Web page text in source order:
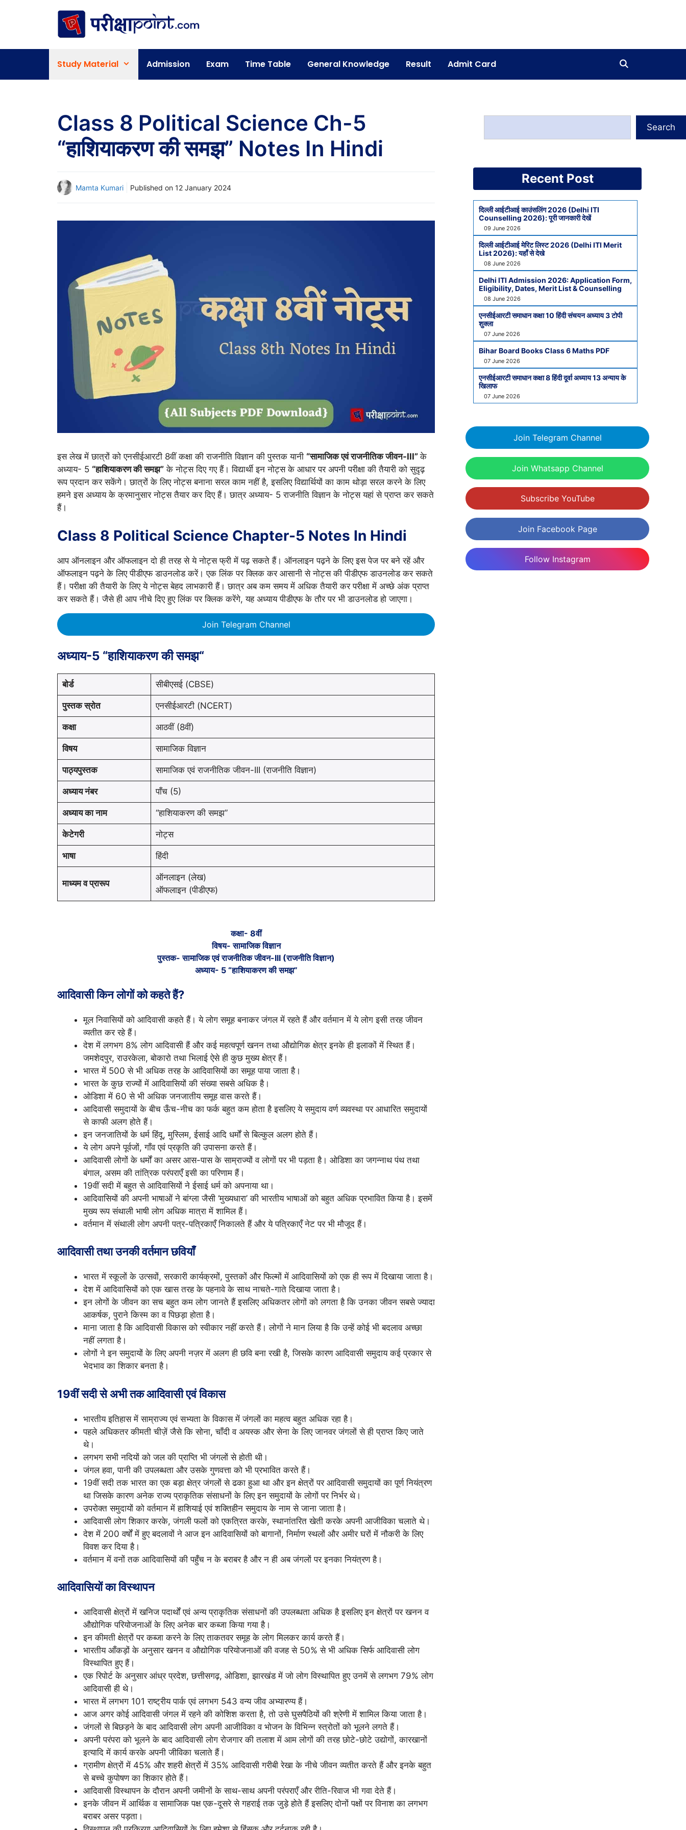
Study Material Admission Exam Time Table General Knowledge Result Admit Card
Class 8 Political Science Ch-5
“हाशियाकरण की समझ” Notes In Hindi
Mamta Kumari Published on 12 January 2024
इस लेख में छात्रों को एनसीईआरटी 8वीं कक्षा की राजनीति विज्ञान की पुस्तक यानी “सामाजिक एवं राजनीतिक जीवन-III”के
अध्याय- 5 “हाशियाकरण की समझ” के नोट्स दिए गए हैं। विद्यार्थी इन नोट्स के आधार पर अपनी परीक्षा की तैयारी को सुदृढ़
रूप प्रदान कर सकेंगे। छात्रों के लिए नोट्स बनाना सरल काम नहीं है, इसलिए विद्यार्थियों का काम थोड़ा सरल करने के लिए
हमने इस अध्याय के क्रमानुसार नोट्स तैयार कर दिए हैं। छात्र अध्याय- 5 राजनीति विज्ञान के नोट्स यहां से प्राप्त कर सकते
हैं।
Class 8 Political Science Chapter-5 Notes In Hindi
आप ऑनलाइन और ऑफलाइन दो ही तरह से ये नोट्स फ्री में पढ़ सकते हैं। ऑनलाइन पढ़ने के लिए इस पेज पर बने रहें और
ऑफलाइन पढ़ने के लिए पीडीएफ डाउनलोड करें। एक लिंक पर क्लिक कर आसानी से नोट्स की पीडीएफ डाउनलोड कर सकते
हैं। परीक्षा की तैयारी के लिए ये नोट्स बेहद लाभकारी हैं। छात्र अब कम समय में अधिक तैयारी कर परीक्षा में अच्छे अंक प्राप्त
कर सकते हैं। जैसे ही आप नीचे दिए हुए लिंक पर क्लिक करेंगे, यह अध्याय पीडीएफ के तौर पर भी डाउनलोड हो जाएगा।
Join Telegram Channel
अध्याय-5 “हाशियाकरण की समझ“
बोर्ड सीबीएसई (CBSE)
पुस्तक स्रोत एनसीईआरटी (NCERT)
कक्षा आठवीं (8वीं)
विषय सामाजिक विज्ञान
पाठ्यपुस्तक सामाजिक एवं राजनीतिक जीवन-III (राजनीति विज्ञान)
अध्याय नंबर पाँच (5)
अध्याय का नाम “हाशियाकरण की समझ”
केटेगरी नोट्स
भाषा हिंदी
माध्यम व प्रारूप
ऑनलाइन (लेख)
ऑफलाइन (पीडीएफ)
कक्षा- 8वीं
विषय- सामाजिक विज्ञान
पुस्तक- सामाजिक एवं राजनीतिक जीवन-III (राजनीति विज्ञान)
अध्याय- 5 “हाशियाकरण की समझ”
आदिवासी किन लोगों को कहते हैं?
मूल निवासियों को आदिवासी कहते हैं। ये लोग समूह बनाकर जंगल में रहते हैं और वर्तमान में ये लोग इसी तरह जीवन
व्यतीत कर रहे हैं।
देश में लगभग 8% लोग आदिवासी हैं और कई महत्वपूर्ण खनन तथा औद्योगिक क्षेत्र इनके ही इलाकों में स्थित हैं।
जमशेदपुर, राउरकेला, बोकारो तथा भिलाई ऐसे ही कुछ मुख्य क्षेत्र हैं।
भारत में 500 से भी अधिक तरह के आदिवासियों का समूह पाया जाता है।
भारत के कुछ राज्यों में आदिवासियों की संख्या सबसे अधिक है।
ओडिशा में 60 से भी अधिक जनजातीय समूह वास करते हैं।
आदिवासी समुदायों के बीच ऊँच-नीच का फर्क बहुत कम होता है इसलिए ये समुदाय वर्ण व्यवस्था पर आधारित समुदायों
से काफी अलग होते हैं।
इन जनजातियों के धर्म हिंदू, मुस्लिम, ईसाई आदि धर्मों से बिल्कुल अलग होते हैं।
ये लोग अपने पूर्वजों, गाँव एवं प्रकृति की उपासना करते हैं।
आदिवासी लोगों के धर्मों का असर आस-पास के साम्राज्यों व लोगों पर भी पड़ता है। ओडिशा का जगन्नाथ पंथ तथा
बंगाल, असम की तांत्रिक परंपराएँ इसी का परिणाम हैं।
19वीं सदी में बहुत से आदिवासियों ने ईसाई धर्म को अपनाया था।
आदिवासियों की अपनी भाषाओं ने बांग्ला जैसी ‘मुख्यधारा’ की भारतीय भाषाओं को बहुत अधिक प्रभावित किया है। इसमें
मुख्य रूप संथाली भाषी लोग अधिक मात्रा में शामिल हैं।
वर्तमान में संथाली लोग अपनी पत्र-पत्रिकाएँ निकालते हैं और ये पत्रिकाएँ नेट पर भी मौजूद हैं।
आदिवासी तथा उनकी वर्तमान छवियाँ
भारत में स्कूलों के उत्सवों, सरकारी कार्यक्रमों, पुस्तकों और फिल्मों में आदिवासियों को एक ही रूप में दिखाया जाता है।
देश में आदिवासियों को एक खास तरह के पहनावे के साथ नाचते-गाते दिखाया जाता है।
इन लोगों के जीवन का सच बहुत कम लोग जानते हैं इसलिए अधिकतर लोगों को लगता है कि उनका जीवन सबसे ज्यादा
आकर्षक, पुराने किस्म का व पिछड़ा होता है।
माना जाता है कि आदिवासी विकास को स्वीकार नहीं करते हैं। लोगों ने मान लिया है कि उन्हें कोई भी बदलाव अच्छा
नहीं लगता है।
लोगों ने इन समुदायों के लिए अपनी नज़र में अलग ही छवि बना रखी है, जिसके कारण आदिवासी समुदाय कई प्रकार से
भेदभाव का शिकार बनता है।
19वीं सदी से अभी तक आदिवासी एवं विकास
भारतीय इतिहास में साम्राज्य एवं सभ्यता के विकास में जंगलों का महत्व बहुत अधिक रहा है।
पहले अधिकतर कीमती चीज़ें जैसे कि सोना, चाँदी व अयस्क और सेना के लिए जानवर जंगलों से ही प्राप्त किए जाते
थे।
लगभग सभी नदियों को जल की प्राप्ति भी जंगलों से होती थी।
जंगल हवा, पानी की उपलब्धता और उसके गुणवत्ता को भी प्रभावित करते हैं।
19वीं सदी तक भारत का एक बड़ा क्षेत्र जंगलों से ढका हुआ था और इन क्षेत्रों पर आदिवासी समुदायों का पूर्ण नियंत्रण
था जिसके कारण अनेक राज्य प्राकृतिक संसाधनों के लिए इन समुदायों के लोगों पर निर्भर थे।
उपरोक्त समुदायों को वर्तमान में हाशियाई एवं शक्तिहीन समुदाय के नाम से जाना जाता है।
आदिवासी लोग शिकार करके, जंगली फलों को एकत्रित करके, स्थानांतरित खेती करके अपनी आजीविका चलाते थे।
देश में 200 वर्षों में हुए बदलावों ने आज इन आदिवासियों को बागानों, निर्माण स्थलों और अमीर घरों में नौकरी के लिए
विवश कर दिया है।
वर्तमान में वनों तक आदिवासियों की पहुँच न के बराबर है और न ही अब जंगलों पर इनका नियंत्रण है।
आदिवासियों का विस्थापन
आदिवासी क्षेत्रों में खनिज पदार्थों एवं अन्य प्राकृतिक संसाधनों की उपलब्धता अधिक है इसलिए इन क्षेत्रों पर खनन व
औद्योगिक परियोजनाओं के लिए अनेक बार कब्जा किया गया है।
इन कीमती क्षेत्रों पर कब्जा करने के लिए ताकतवर समूह के लोग मिलकर कार्य करते हैं।
भारतीय आँकड़ों के अनुसार खनन व औद्योगिक परियोजनाओं की वजह से 50% से भी अधिक सिर्फ आदिवासी लोग
विस्थापित हुए हैं।
एक रिपोर्ट के अनुसार आंध्र प्रदेश, छत्तीसगढ़, ओडिशा, झारखंड में जो लोग विस्थापित हुए उनमें से लगभग 79% लोग
आदिवासी ही थे।
भारत में लगभग 101 राष्ट्रीय पार्क एवं लगभग 543 वन्य जीव अभ्यारण्य हैं।
आज अगर कोई आदिवासी जंगल में रहने की कोशिश करता है, तो उसे घुसपैठियों की श्रेणी में शामिल किया जाता है।
जंगलों से बिछड़ने के बाद आदिवासी लोग अपनी आजीविका व भोजन के विभिन्न स्त्रोतों को भूलने लगते हैं।
अपनी परंपरा को भूलने के बाद आदिवासी लोग रोजगार की तलाश में आम लोगों की तरह छोटे-छोटे उद्योगों, कारखानों
इत्यादि में कार्य करके अपनी जीविका चलाते हैं।
ग्रामीण क्षेत्रों में 45% और शहरी क्षेत्रों में 35% आदिवासी गरीबी रेखा के नीचे जीवन व्यतीत करते हैं और इनके बहुत
से बच्चे कुपोषण का शिकार होते हैं।
आदिवासी विस्थापन के दौरान अपनी जमीनों के साथ-साथ अपनी परंपराएँ और रीति-रिवाज भी गवा देते हैं।
इनके जीवन में आर्थिक व सामाजिक पक्ष एक-दूसरे से गहराई तक जुड़े होते हैं इसलिए दोनों पक्षों पर विनाश का लगभग
बराबर असर पड़ता।
Search
Recent Post
दिल्ली आईटीआई काउंसलिंग 2026 (Delhi ITI
Counselling 2026): पूरी जानकारी देखें
09 June 2026
दिल्ली आईटीआई मेरिट लिस्ट 2026 (Delhi ITI Merit
List 2026): यहाँ से देखे
08 June 2026
Delhi ITI Admission 2026: Application Form,
Eligibility, Dates, Merit List & Counselling
08 June 2026
एनसीईआरटी समाधान कक्षा 10 हिंदी संचयन अध्याय 3 टोपी
शुक्ला
07 June 2026
Bihar Board Books Class 6 Maths PDF
07 June 2026
एनसीईआरटी समाधान कक्षा 8 हिंदी दूर्वा अध्याय 13 अन्याय के
खिलाफ
07 June 2026
Join Telegram Channel
Join Whatsapp Channel
Subscribe YouTube
Join Facebook Page
Follow Instagram